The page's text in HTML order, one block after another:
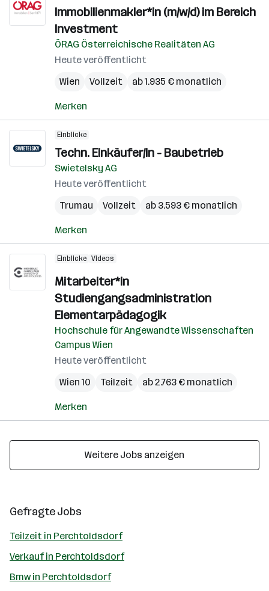
Immobilienmakler*in (m/w/d) im Bereich
Investment
ÖRAG Österreichische Realitäten AG
Heute veröffentlicht
Wien
Vollzeit ab 1.935 € monatlich
Merken
Einblicke
Techn. Einkäufer/in - Baubetrieb
Swietelsky AG
Heute veröffentlicht
Trumau
Vollzeit ab 3.593 € monatlich
Merken
Einblicke Videos
Mitarbeiter*in
Studiengangsadministration
Elementarpädagogik
Hochschule für Angewandte Wissenschaften
Campus Wien
Heute veröffentlicht
Wien 10
Teilzeit ab 2.763 € monatlich
Merken
Weitere Jobs anzeigen
Gefragte Jobs
Teilzeit in Perchtoldsdorf
Verkauf in Perchtoldsdorf
Bmw in Perchtoldsdorf